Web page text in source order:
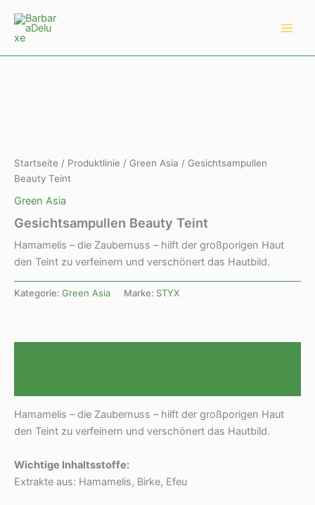
Inhalt
springen
Startseite / Produktlinie / Green Asia / Gesichtsampullen
Beauty Teint
Green Asia
Gesichtsampullen Beauty Teint
Hamamelis – die Zaubernuss – hilft der großporigen Haut
den Teint zu verfeinern und verschönert das Hautbild.
Kategorie: Green Asia Marke: STYX
Hamamelis – die Zaubernuss – hilft der großporigen Haut
den Teint zu verfeinern und verschönert das Hautbild.
Wichtige Inhaltsstoffe:
Extrakte aus: Hamamelis, Birke, Efeu